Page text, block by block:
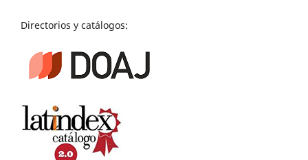
Directorios y catálogos: